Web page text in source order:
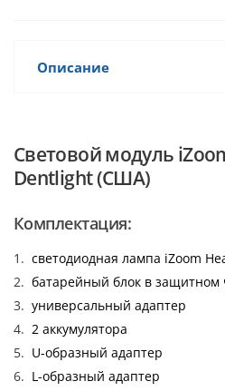
Описание
Световой модуль
Dentlight (США)
Комплектация:
светодиодная лампа iZoom
батарейный блок в защитном
универсальный адаптер
2 аккумулятора
U-образный адаптер
L-образный адаптер